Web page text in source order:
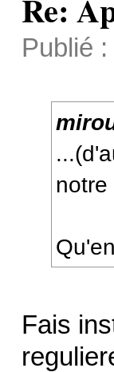
Re:
Publié :
notre
Fais